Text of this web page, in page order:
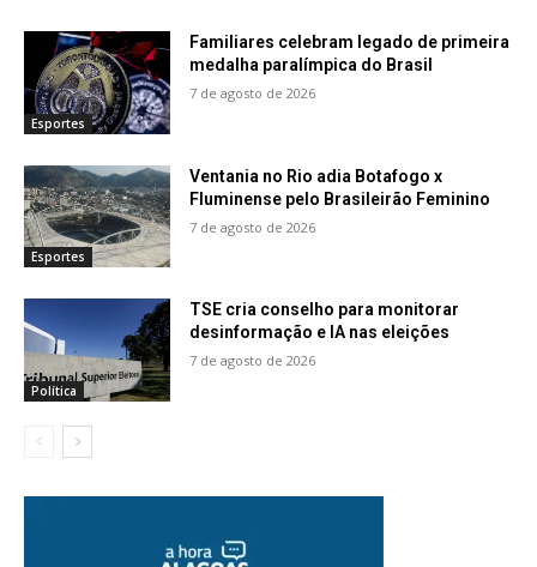
Esportes
Familiares celebram legado de primeira
medalha paralímpica do Brasil
7 de agosto de 2026
Esportes
Ventania no Rio adia Botafogo x
Fluminense pelo Brasileirão Feminino
7 de agosto de 2026
Política
TSE cria conselho para monitorar
desinformação e IA nas eleições
7 de agosto de 2026